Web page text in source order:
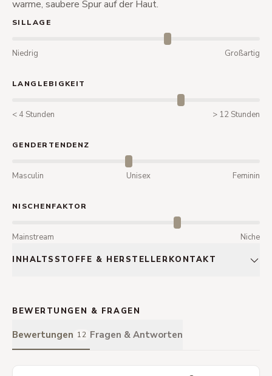
warme, saubere Spur auf der Haut.
SILLAGE
Niedrig Großartig
LANGLEBIGKEIT
< 4 Stunden > 12 Stunden
GENDERTENDENZ
Masculin Unisex Feminin
NISCHENFAKTOR
Mainstream Niche
INHALTSSTOFFE & HERSTELLERKONTAKT
BEWERTUNGEN & FRAGEN
Bewertungen 12 Fragen & Antworten